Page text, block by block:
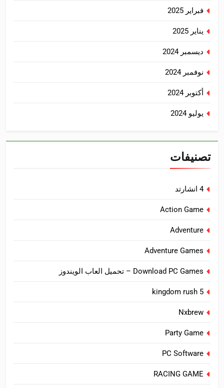
فبراير 2025
يناير 2025
ديسمبر 2024
نوفمبر 2024
أكتوبر 2024
يوليو 2024
تصنيفات
4 انشارتد
Action Game
Adventure
Adventure Games
Download PC Games – تحميل العاب الويندوز
kingdom rush 5
Nxbrew
Party Game
PC Software
RACING GAME